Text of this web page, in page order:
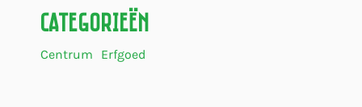
Categorieën
Centrum Erfgoed